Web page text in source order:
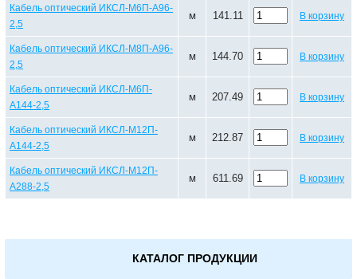
Кабель оптический ИКСЛ-М6П-А96-
2,5
м 141.11 В корзину
Кабель оптический ИКСЛ-М8П-А96-
2,5
м 144.70 В корзину
Кабель оптический ИКСЛ-М6П-
А144-2,5
м 207.49 В корзину
Кабель оптический ИКСЛ-М12П-
А144-2,5
м 212.87 В корзину
Кабель оптический ИКСЛ-М12П-
А288-2,5
м 611.69 В корзину
КАТАЛОГ ПРОДУКЦИИ